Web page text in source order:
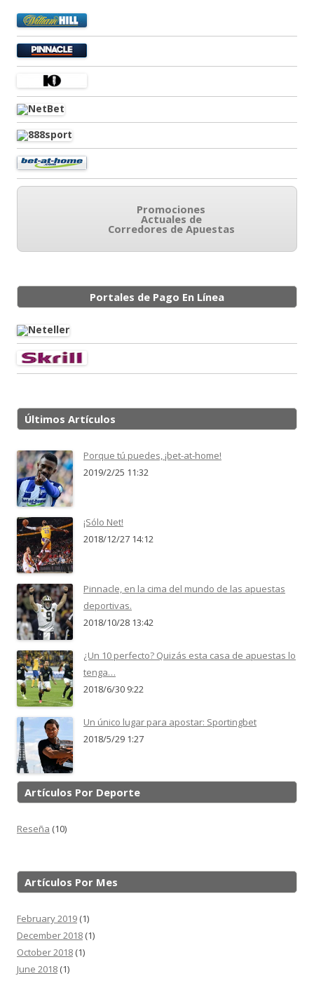
Promociones
Actuales de
Corredores de Apuestas
Portales de Pago En Línea
Últimos Artículos
Porque tú puedes, ¡bet-at-home!
2019/2/25 11:32
¡Sólo Net!
2018/12/27 14:12
Pinnacle, en la cima del mundo de las apuestas
deportivas.
2018/10/28 13:42
¿Un 10 perfecto? Quizás esta casa de apuestas lo
tenga…
2018/6/30 9:22
Un único lugar para apostar: Sportingbet
2018/5/29 1:27
Artículos Por Deporte
Reseña (10)
Artículos Por Mes
February 2019 (1)
December 2018 (1)
October 2018 (1)
June 2018 (1)